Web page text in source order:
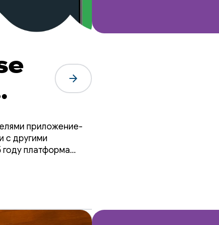
2
arrow_forward
приложение-
с другими
платформа